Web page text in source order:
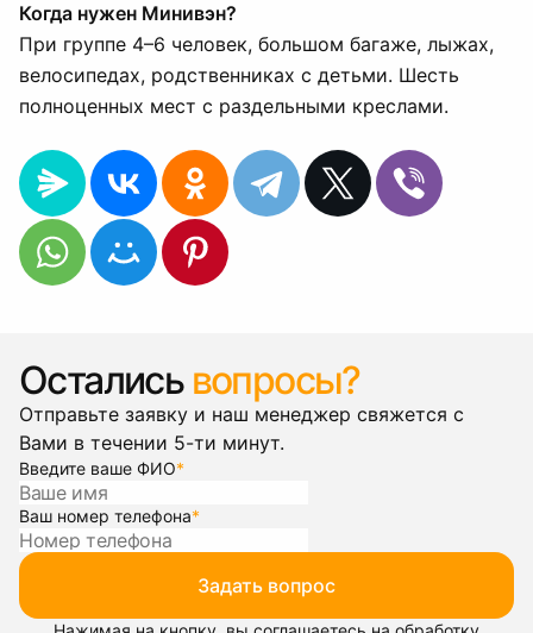
Когда нужен Минивэн?
При группе 4–6 человек, большом багаже, лыжах,
велосипедах, родственниках с детьми. Шесть
полноценных мест с раздельными креслами.
Остались вопросы?
Отправьте заявку и наш менеджер свяжется с
Вами в течении 5-ти минут.
Введите ваше ФИО*
Ваш номер телефона*
Задать вопрос